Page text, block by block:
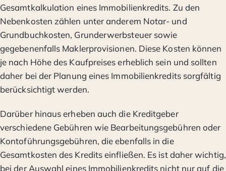
Gesamtkalkulation eines Immobilienkredits. Zu den
Nebenkosten zählen unter anderem Notar- und
Grundbuchkosten, Grunderwerbsteuer sowie
gegebenenfalls Maklerprovisionen. Diese Kosten können
je nach Höhe des Kaufpreises erheblich sein und sollten
daher bei der Planung eines Immobilienkredits sorgfältig
berücksichtigt werden.
Darüber hinaus erheben auch die Kreditgeber
verschiedene Gebühren wie Bearbeitungsgebühren oder
Kontoführungsgebühren, die ebenfalls in die
Gesamtkosten des Kredits einfließen. Es ist daher wichtig,
bei der Auswahl eines Immobilienkredits nicht nur auf die